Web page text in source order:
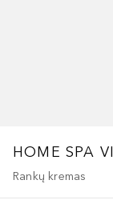
HOME SPA
Rankų kremas